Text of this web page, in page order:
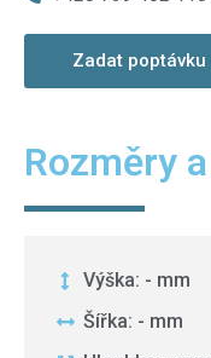
Zadat poptávku
Rozměry
Výška: - mm
Šířka: - mm